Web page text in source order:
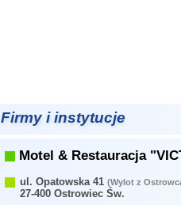
Firmy i instytucje
Motel & Restauracja
ul. Opatowska 41 (Wylot z
27-400 Ostrowiec Św.